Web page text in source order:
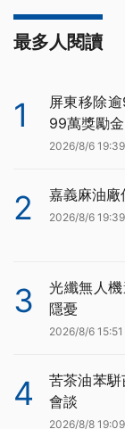
最多人閱讀
1
屏東移除
99萬獎勵金
2026/8/6 19:39
2 嘉義麻油
2026/8/6 19:39
3
光纖無人
隱憂
2026/8/6 15:51
4
苦茶油苯
會談
2026/8/8 19:09